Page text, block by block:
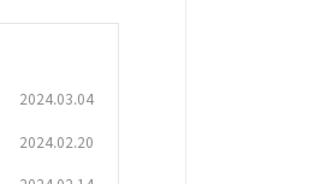
2024.03.04
2024.02.20